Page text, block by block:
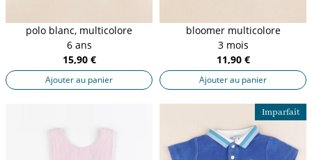
polo blanc, multicolore
6 ans
15,90 €
Ajouter au panier
bloomer multicolore
3 mois
11,90 €
Ajouter au panier
Imparfait